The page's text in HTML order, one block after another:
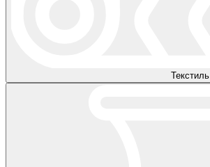
Текстиль